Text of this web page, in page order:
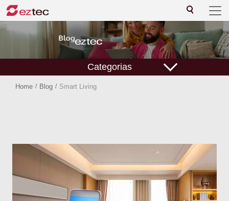
Categorias
Home / Blog / Smart Living